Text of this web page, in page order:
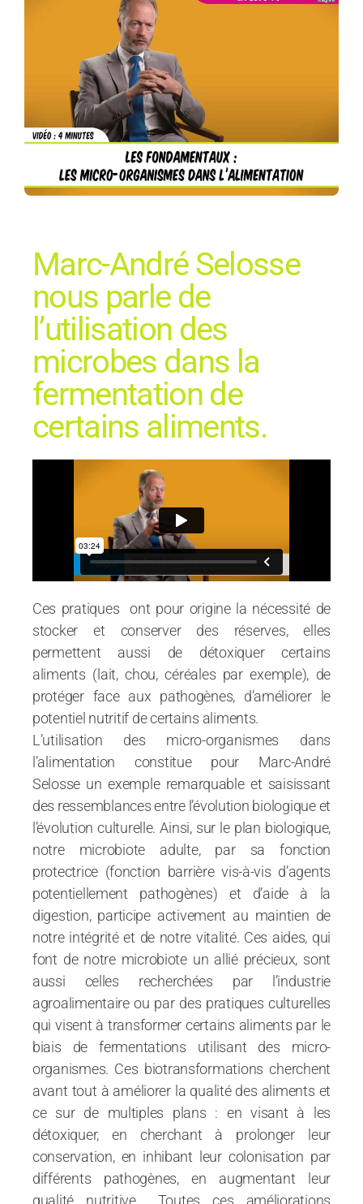
Marc-André Selosse
nous parle de
l’utilisation des
microbes dans la
fermentation de
certains aliments.
Ces pratiques ont pour origine la nécessité de
stocker et conserver des réserves, elles
permettent aussi de détoxiquer certains
aliments (lait, chou, céréales par exemple), de
protéger face aux pathogènes, d’améliorer le
potentiel nutritif de certains aliments.
L’utilisation des micro-organismes dans
l’alimentation constitue pour Marc-André
Selosse un exemple remarquable et saisissant
des ressemblances entre l’évolution biologique et
l’évolution culturelle. Ainsi, sur le plan biologique,
notre microbiote adulte, par sa fonction
protectrice (fonction barrière vis-à-vis d’agents
potentiellement pathogènes) et d’aide à la
digestion, participe activement au maintien de
notre intégrité et de notre vitalité. Ces aides, qui
font de notre microbiote un allié précieux, sont
aussi celles recherchées par l’industrie
agroalimentaire ou par des pratiques culturelles
qui visent à transformer certains aliments par le
biais de fermentations utilisant des micro-
organismes. Ces biotransformations cherchent
avant tout à améliorer la qualité des aliments et
ce sur de multiples plans : en visant à les
détoxiquer, en cherchant à prolonger leur
conservation, en inhibant leur colonisation par
différents pathogènes, en augmentant leur
qualité nutritive… Toutes ces améliorations